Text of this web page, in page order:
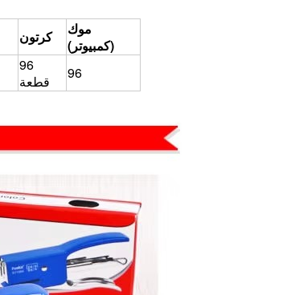
كرتون
موك
(كمبيوتر)
96
قطعة
96